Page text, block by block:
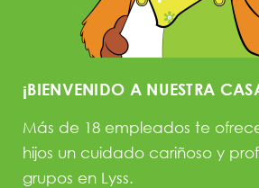
¡BIENVENIDO A NUESTRA
Más de 18 empleados te
hijos un cuidado cariñoso y
grupos en Lyss.